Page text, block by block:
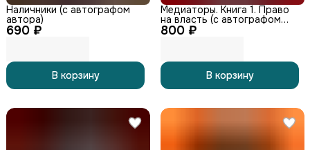
690 ₽
Наличники (с автографом
автора)
В корзину
800 ₽
Медиаторы. Книга 1. Право
на власть (с автографом
автора)
В корзину